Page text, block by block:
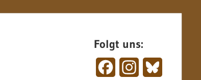
Folgt uns:
FacebookInstagram